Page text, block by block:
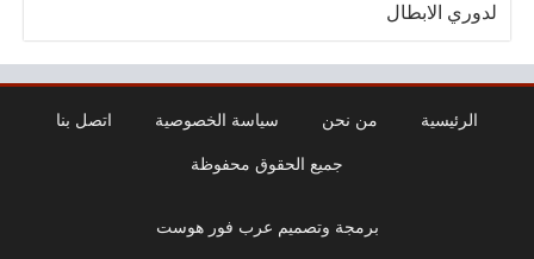
لدوري الابطال
الرئيسية من نحن سياسة الخصوصية اتصل بنا
جميع الحقوق محفوظة
برمجة وتصميم عرب فور هوست